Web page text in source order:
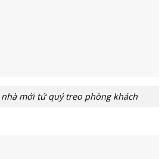
nhà mới tứ quý treo phòng khách